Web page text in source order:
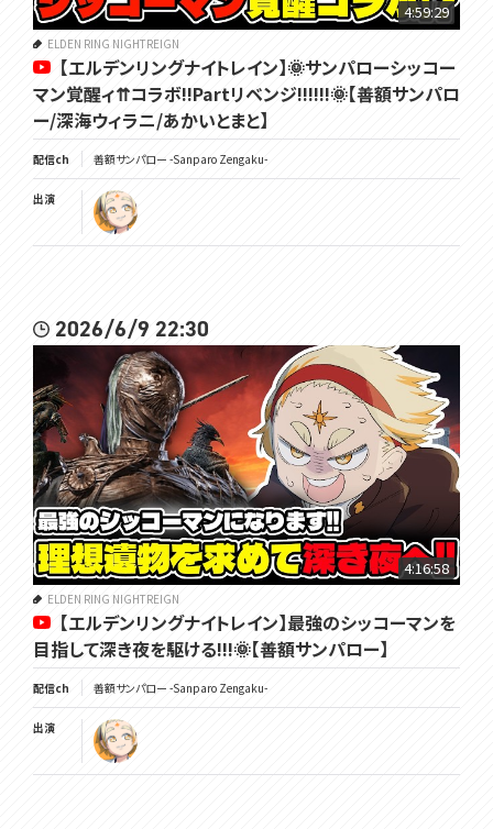
4:59:29
ELDEN RING NIGHTREIGN
【エルデンリングナイトレイン】🌞サンパローシッコー
マン覚醒ィ⇈コラボ!!Partリベンジ!!!!!!🌞【善額サンパロ
ー/深海ウィラニ/あかいとまと】
配信ch 善額サンパロー -Sanparo Zengaku-
出演
2026/6/9 22:30
4:16:58
ELDEN RING NIGHTREIGN
【エルデンリングナイトレイン】最強のシッコーマンを
目指して深き夜を駆ける!!!🌞【善額サンパロー】
配信ch 善額サンパロー -Sanparo Zengaku-
出演